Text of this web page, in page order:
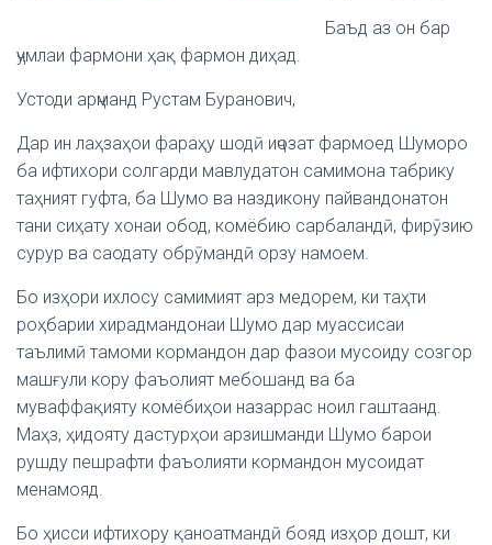
Баъд аз он бар
ҷумлаи фармони ҳақ фармон диҳад.
Устоди арҷманд Рустам Буранович,
Дар ин лаҳзаҳои фараҳу шодӣ иҷозат фармоед Шуморо
ба ифтихори солгарди мавлудатон самимона табрику
таҳният гуфта, ба Шумо ва наздикону пайвандонатон
тани сиҳату хонаи обод, комёбию сарбаландӣ, фирӯзию
сурур ва саодату обрӯмандӣ орзу намоем.
Бо изҳори ихлосу самимият арз медорем, ки таҳти
роҳбарии хирадмандонаи Шумо дар муассисаи
таълимӣ тамоми кормандон дар фазои мусоиду созгор
машғули кору фаъолият мебошанд ва ба
муваффақияту комёбиҳои назаррас ноил гаштаанд.
Маҳз, ҳидояту дастурҳои арзишманди Шумо барои
рушду пешрафти фаъолияти кормандон мусоидат
менамояд.
Бо ҳисси ифтихору қаноатмандӣ бояд изҳор дошт, ки